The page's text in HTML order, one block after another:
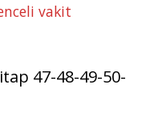
vakit
47-48-49-50-